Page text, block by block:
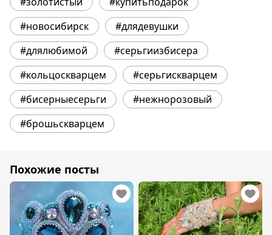
#новосибирск
#длядевушки
#длялюбимой
#серьгиизбисера
#кольцоскварцем
#серьгискварцем
#бисерныесерьги
#нежнорозовый
#брошьскварцем
Похожие посты